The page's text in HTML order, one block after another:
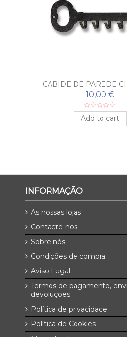
CABIDE DE PAREDE
10,00 €
Add to cart
INFORMAÇÃO
As nossas lojas
Contacte-nos
Sobre nós
Condições de compra
Aviso Legal
Termos de pagamento,
devoluções
Política de privacidade
Política de Cookies